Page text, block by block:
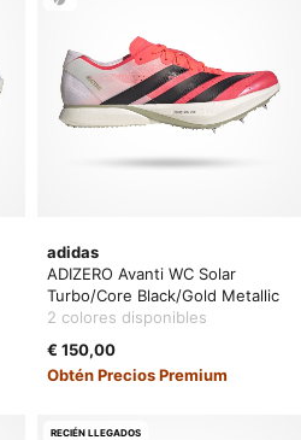
adidas
ADIZERO Avanti WC Solar
Turbo/Core Black/Gold Metallic
2 colores disponibles
€ 150,00
Obtén Precios Premium
RECIÉN LLEGADOS